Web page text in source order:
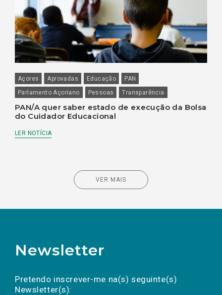
Açores Aprovadas Educação
PAN
Parlamento Açoriano
Pessoas Transparência
PAN/A quer saber estado de execução da Bolsa
do Cuidador Educacional
LER NOTÍCIA
VER MAIS
Newsletter
Pretendo inscrever-me na(s) seguinte(s)
Newsletter(s):
a(s) newsletter(s).
mail